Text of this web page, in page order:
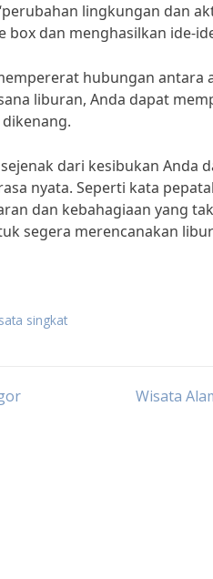
lingkungan dan
dan menghasilkan ide-
hubungan antara
liburan, Anda dapat
dari kesibukan Anda
nyata. Seperti kata
dan kebahagiaan yang
segera merencanakan
singkat
Wisata